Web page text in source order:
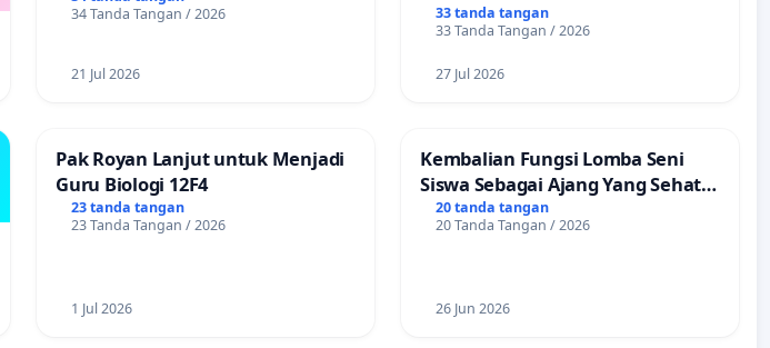
34 Tanda Tangan / 2026
21 Jul 2026
33 tanda tangan
33 Tanda Tangan / 2026
27 Jul 2026
Pak Royan Lanjut untuk Menjadi
Guru Biologi 12F4
23 tanda tangan
23 Tanda Tangan / 2026
1 Jul 2026
Kembalian Fungsi Lomba Seni
Siswa Sebagai Ajang Yang Sehat
Tanpa Tindakan Provokatif
20 tanda tangan
20 Tanda Tangan / 2026
26 Jun 2026